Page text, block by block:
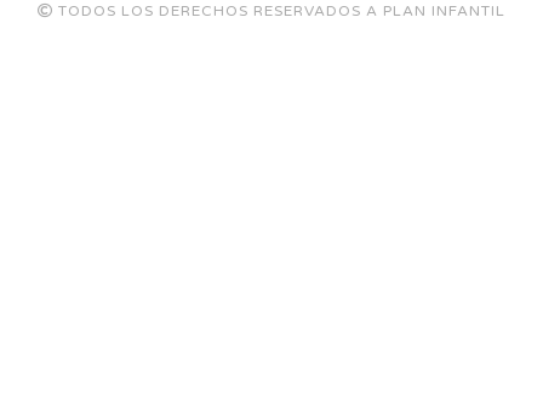
TODOS LOS DERECHOS RESERVADOS A PLAN INFANTIL